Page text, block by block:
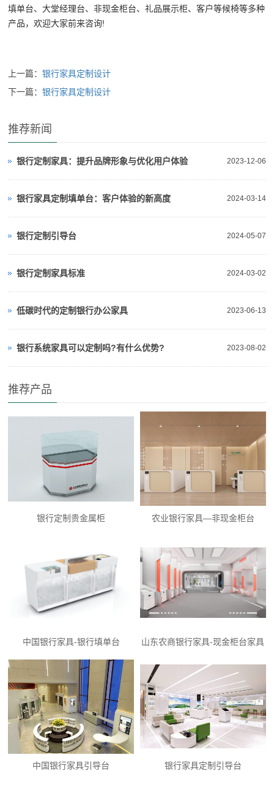
填单台、大堂经理台、非现金柜台、礼品展示柜、客户等候椅等多种
产品，欢迎大家前来咨询!
上一篇：银行家具定制设计
下一篇：银行家具定制设计
推荐新闻
2023-12-06
银行定制家具：提升品牌形象与优化用户体验
2024-03-14
银行家具定制填单台：客户体验的新高度
2024-05-07
银行定制引导台
2024-03-02
银行定制家具标准
2023-06-13
低碳时代的定制银行办公家具
2023-08-02
银行系统家具可以定制吗?有什么优势?
推荐产品
银行定制贵金属柜 农业银行家具—非现金柜台
中国银行家具-银行填单台 山东农商银行家具-现金柜台家具
中国银行家具引导台 银行家具定制引导台